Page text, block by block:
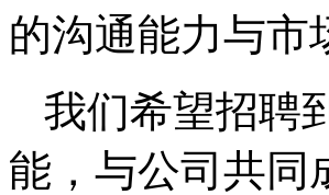
的沟通能力与市
我们希望招聘
能，与公司共同